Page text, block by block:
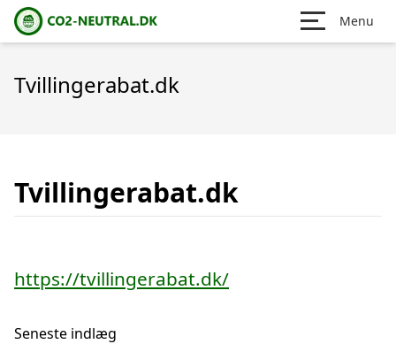
Menu
Tvillingerabat.dk
Tvillingerabat.dk
https://tvillingerabat.dk/
Seneste indlæg